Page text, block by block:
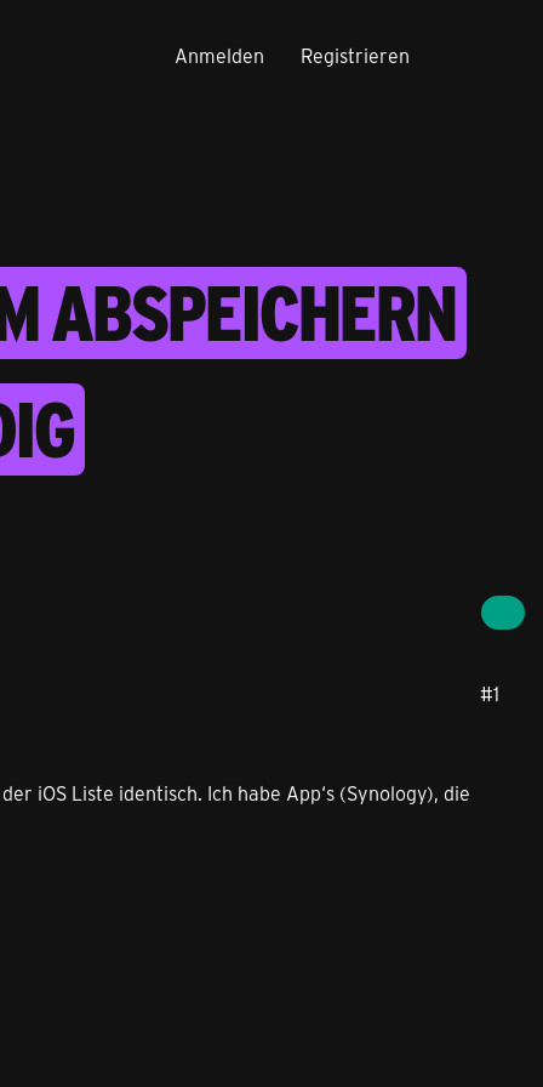
Anmelden Registrieren
ABSPEICHERN
#1
iOS Liste identisch. Ich habe App‘s (Synology), die